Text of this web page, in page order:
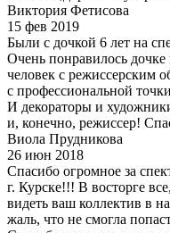
Виктория Фетисова
15 фев 2019
Были с дочкой 6 лет на
Очень понравилось
человек с режиссерским
с профессиональной
И декораторы и
и, конечно, режиссер!
Виола Прудникова
26 июн 2018
Спасибо огромное за
г. Курске!!! В восторге
видеть ваш коллектив в
жаль, что не смогла